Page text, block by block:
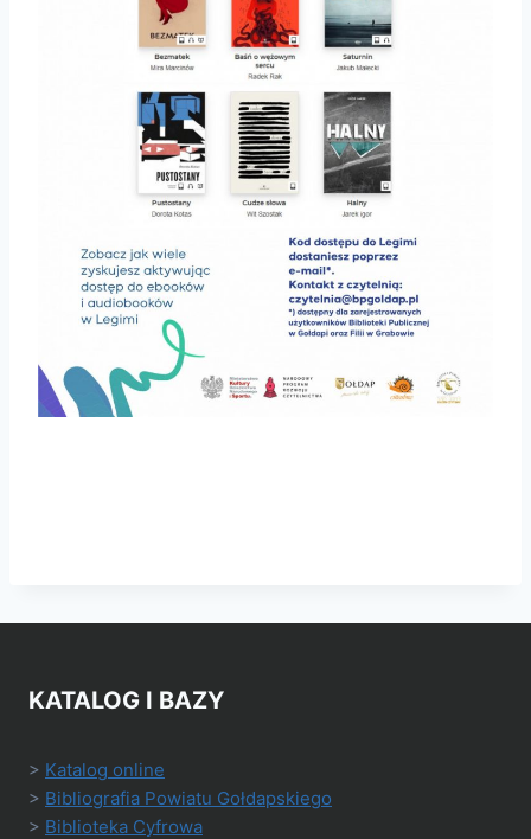
KATALOG I BAZY
> Katalog online
> Bibliografia Powiatu Gołdapskiego
> Biblioteka Cyfrowa